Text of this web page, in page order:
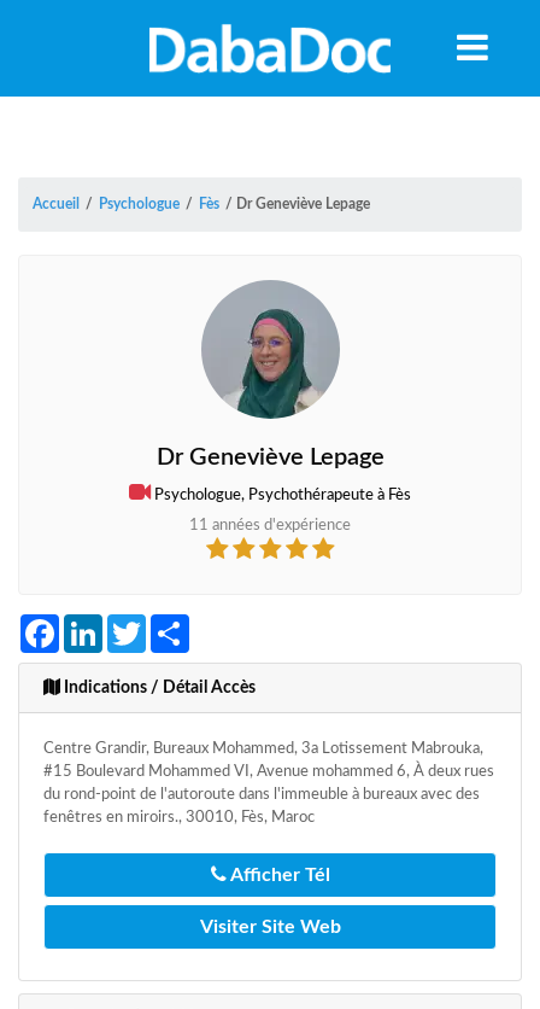
Accueil / Psychologue / Fès / Dr Geneviève Lepage
Dr Geneviève Lepage
Psychologue, Psychothérapeute à Fès
11 années d'expérience
FacebookLinkedInTwitter
Indications / Détail Accès
Centre Grandir, Bureaux Mohammed, 3a Lotissement Mabrouka,
#15 Boulevard Mohammed VI, Avenue mohammed 6, À deux rues
du rond-point de l'autoroute dans l'immeuble à bureaux avec des
fenêtres en miroirs., 30010, Fès, Maroc
Afficher Tél
Visiter Site Web